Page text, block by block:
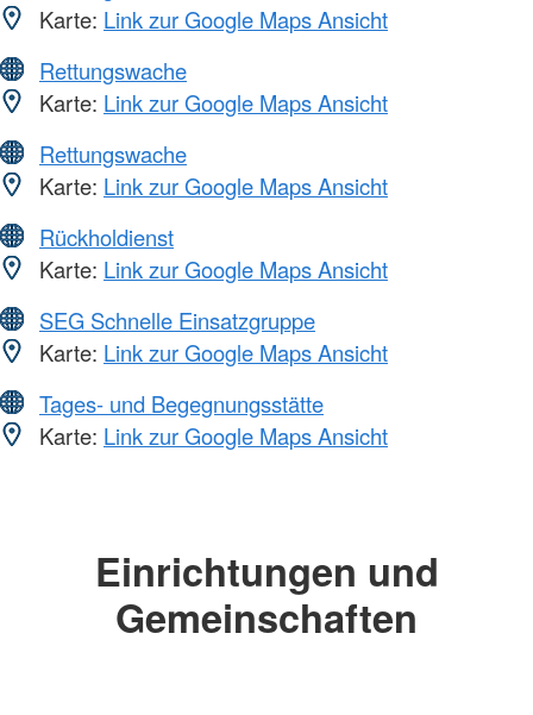
Karte: Link zur Google Maps Ansicht
Rettungswache
Karte: Link zur Google Maps Ansicht
Rettungswache
Karte: Link zur Google Maps Ansicht
Rückholdienst
Karte: Link zur Google Maps Ansicht
SEG Schnelle Einsatzgruppe
Karte: Link zur Google Maps Ansicht
Tages- und Begegnungsstätte
Karte: Link zur Google Maps Ansicht
Einrichtungen und
Gemeinschaften